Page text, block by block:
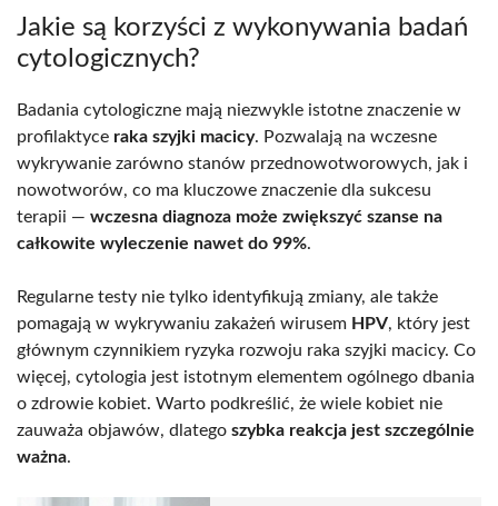
Jakie są korzyści z wykonywania badań
cytologicznych?
Badania cytologiczne mają niezwykle istotne znaczenie w
profilaktyce raka szyjki macicy. Pozwalają na wczesne
wykrywanie zarówno stanów przednowotworowych, jak i
nowotworów, co ma kluczowe znaczenie dla sukcesu
terapii — wczesna diagnoza może zwiększyć szanse na
całkowite wyleczenie nawet do 99%.
Regularne testy nie tylko identyfikują zmiany, ale także
pomagają w wykrywaniu zakażeń wirusem HPV, który jest
głównym czynnikiem ryzyka rozwoju raka szyjki macicy. Co
więcej, cytologia jest istotnym elementem ogólnego dbania
o zdrowie kobiet. Warto podkreślić, że wiele kobiet nie
zauważa objawów, dlatego szybka reakcja jest szczególnie
ważna.